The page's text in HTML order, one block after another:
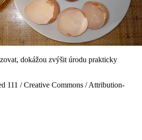
dokážou zvýšit úrodu prakticky
111 / Creative Commons / Attribution-